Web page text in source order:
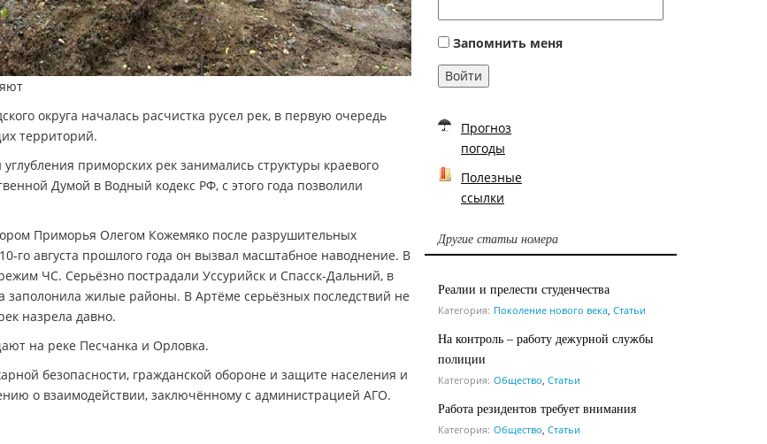
округа началась расчистка русел рек, в первую очередь
территорий.
приморских рек занимались структуры краевого
Думой в Водный кодекс РФ, с этого года позволили
Приморья Олегом Кожемяко после разрушительных
го августа прошлого года он вызвал масштабное наводнение. В
ЧС. Серьёзно пострадали Уссурийск и Спасск-Дальний, в
заполонила жилые районы. В Артёме серьёзных последствий не
назрела давно.
на реке Песчанка и Орловка.
безопасности, гражданской обороне и защите населения и
о взаимодействии, заключённому с администрацией АГО.
Запомнить меня
Войти
Прогноз
погоды
Полезные
ссылки
Другие статьи номера
Реалии и прелести студенчества
Категория: Поколение нового века Статьи
На контроль – работу дежурной службы
полиции
Категория: Общество Статьи
Работа резидентов требует внимания
Категория: Общество Статьи